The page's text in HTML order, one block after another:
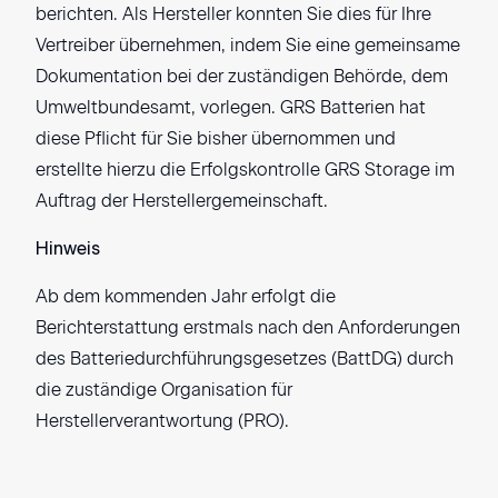
berichten. Als Hersteller konnten Sie dies für Ihre
Vertreiber übernehmen, indem Sie eine gemeinsame
Dokumentation bei der zuständigen Behörde, dem
Umweltbundesamt, vorlegen. GRS Batterien hat
diese Pflicht für Sie bisher übernommen und
erstellte hierzu die Erfolgskontrolle GRS Storage im
Auftrag der Herstellergemeinschaft.
Hinweis
Ab dem kommenden Jahr erfolgt die
Berichterstattung erstmals nach den Anforderungen
des Batteriedurchführungsgesetzes (BattDG) durch
die zuständige Organisation für
Herstellerverantwortung (PRO).